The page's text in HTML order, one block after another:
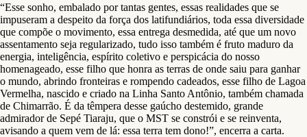
“Esse sonho, embalado por tantas gentes, essas realidades que se
impuseram a despeito da força dos latifundiários, toda essa diversidade
que compõe o movimento, essa entrega desmedida, até que um novo
assentamento seja regularizado, tudo isso também é fruto maduro da
energia, inteligência, espírito coletivo e perspicácia do nosso
homenageado, esse filho que honra as terras de onde saiu para ganhar
o mundo, abrindo fronteiras e rompendo cadeados, esse filho de Lagoa
Vermelha, nascido e criado na Linha Santo Antônio, também chamada
de Chimarrão. É da têmpera desse gaúcho destemido, grande
admirador de Sepé Tiaraju, que o MST se constrói e se reinventa,
avisando a quem vem de lá: essa terra tem dono!”, encerra a carta.